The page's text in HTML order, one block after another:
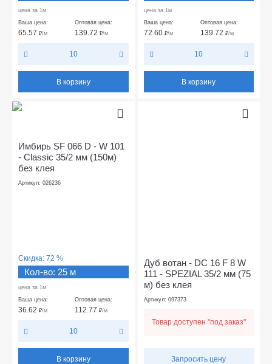
цена за 1м
Ваша цена:
65.57 ₽/м
Оптовая цена:
139.72₽/м
10
В корзину
цена за 1м
Ваша цена:
72.60 ₽/м
Оптовая цена:
139.72 ₽/м
10
В корзину
Имбирь SF 066 D - W 101
- Classic 35/2 мм (150м)
без клея
Артикул: 026236
Скидка: 72 %
Кол-во: 25 м
цена за 1м
Ваша цена:
36.62 ₽/м
Оптовая цена:
112.77₽/м
10
В корзину
Дуб вотан - DC 16 F 8 W
111 - SPEZIAL 35/2 мм (75
м) без клея
Артикул: 097373
Товар доступен "под заказ"
Запросить цену